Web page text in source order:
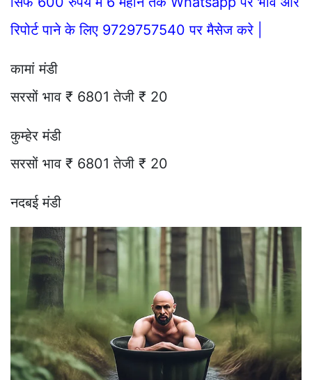
रिपोर्ट पाने के लिए 9729757540 पर मैसेज करे |
कामां मंडी
सरसों भाव ₹ 6801 तेजी ₹ 20
कुम्हेर मंडी
सरसों भाव ₹ 6801 तेजी ₹ 20
नदबई मंडी